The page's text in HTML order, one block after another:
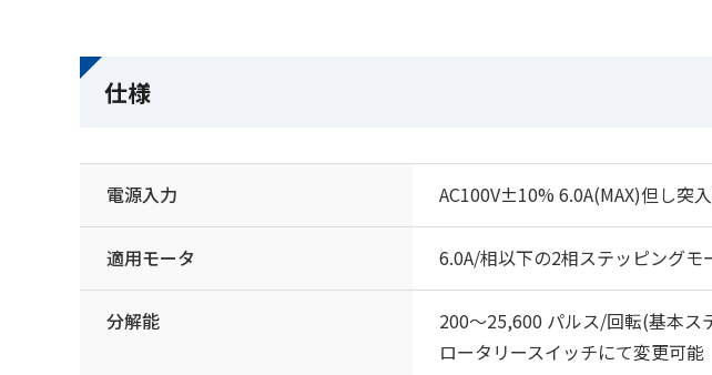
仕様
電源入力 AC100V±10% 6.0A(MAX)但し突
適用モータ 6.0A/相以下の2相ステッピングモ
分解能
200～25,600 パルス/回転(基本ス
ロータリースイッチにて変更可能